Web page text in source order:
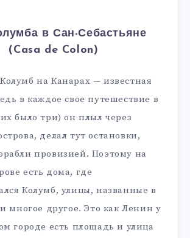
в Сан-Себастьяне
(Casa de Colon)
на Канарах — известная
в каждое свое путешествие в
было три) он плыл через
делал тут остановки,
провизией. Поэтому на
есть дома, где
Колумб, улицы, названные в
многое другое. Это как Ленин у
городе есть площадь и улица